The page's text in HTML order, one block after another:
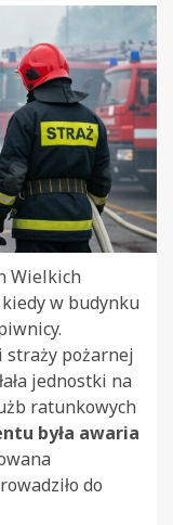
Wielkich
w budynku
straży pożarnej
jednostki na
ratunkowych
była awaria
do